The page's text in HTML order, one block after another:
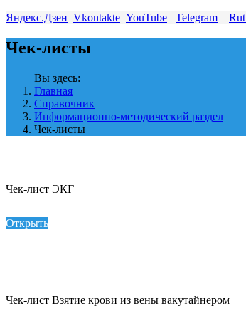
Яндекс.Дзен Vkontakte YouTube Telegram
Чек-листы
Вы здесь:
Главная
Справочник
Информационно-методический раздел
Чек-листы
Чек-лист ЭКГ
Открыть
Чек-лист Взятие крови из вены вакутайнером